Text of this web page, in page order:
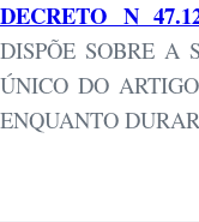
DECRETO N
DISPÕE SOBRE A
ÚNICO DO
ENQUANTO